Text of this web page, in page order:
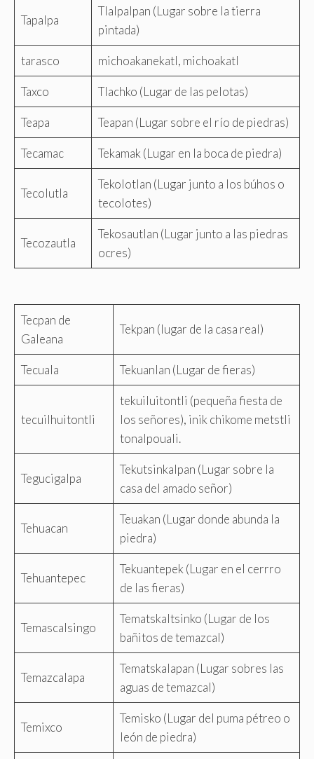
Tapalpa
Tlalpalpan (Lugar sobre la tierra
pintada)
tarasco michoakanekatl, michoakatl
Taxco Tlachko (Lugar de las pelotas)
Teapa Teapan (Lugar sobre el río de piedras)
Tecamac Tekamak (Lugar en la boca de piedra)
Tecolutla
Tekolotlan (Lugar junto a los búhos o
tecolotes)
Tecozautla
Tekosautlan (Lugar junto a las piedras
ocres)
Tecpan de
Galeana
Tekpan (lugar de la casa real)
Tecuala Tekuanlan (Lugar de fieras)
tecuilhuitontli
tekuiluitontli (pequeña fiesta de
los señores), inik chikome metstli
tonalpouali.
Tegucigalpa
Tekutsinkalpan (Lugar sobre la
casa del amado señor)
Tehuacan
Teuakan (Lugar donde abunda la
piedra)
Tehuantepec
Tekuantepek (Lugar en el cerrro
de las fieras)
Temascalsingo
Tematskaltsinko (Lugar de los
bañitos de temazcal)
Temazcalapa
Tematskalapan (Lugar sobres las
aguas de temazcal)
Temixco
Temisko (Lugar del puma pétreo o
león de piedra)